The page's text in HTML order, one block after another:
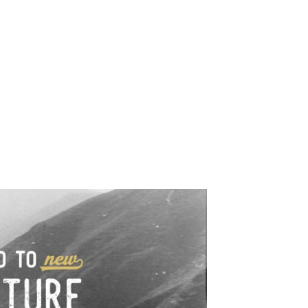
Mapy,